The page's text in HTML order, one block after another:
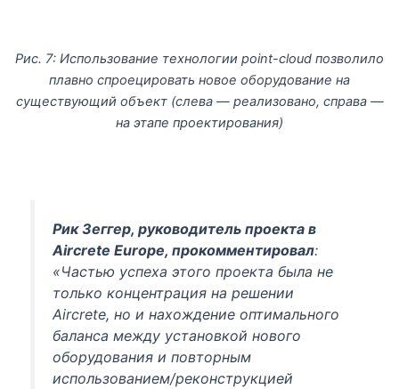
Рис. 7: Использование технологии point-cloud позволило
плавно спроецировать новое оборудование на
существующий объект (слева — реализовано, справа —
на этапе проектирования)
Рик Зеггер, руководитель проекта в
Aircrete Europe, прокомментировал:
«Частью успеха этого проекта была не
только концентрация на решении
Aircrete, но и нахождение оптимального
баланса между установкой нового
оборудования и повторным
использованием/реконструкцией